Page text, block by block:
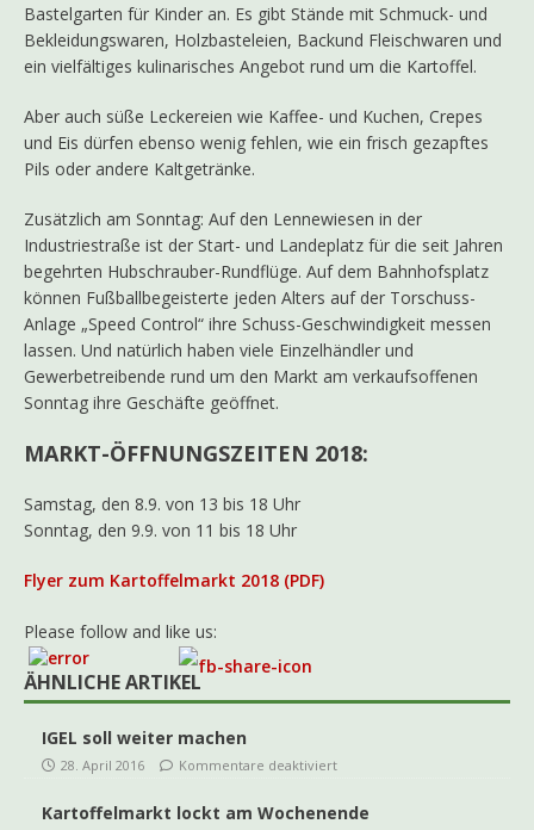
Bastelgarten für Kinder an. Es gibt Stände mit Schmuck- und
Bekleidungswaren, Holzbasteleien, Backund Fleischwaren und
ein vielfältiges kulinarisches Angebot rund um die Kartoffel.
Aber auch süße Leckereien wie Kaffee- und Kuchen, Crepes
und Eis dürfen ebenso wenig fehlen, wie ein frisch gezapftes
Pils oder andere Kaltgetränke.
Zusätzlich am Sonntag: Auf den Lennewiesen in der
Industriestraße ist der Start- und Landeplatz für die seit Jahren
begehrten Hubschrauber-Rundflüge. Auf dem Bahnhofsplatz
können Fußballbegeisterte jeden Alters auf der Torschuss-
Anlage „Speed Control“ ihre Schuss-Geschwindigkeit messen
lassen. Und natürlich haben viele Einzelhändler und
Gewerbetreibende rund um den Markt am verkaufsoffenen
Sonntag ihre Geschäfte geöffnet.
MARKT-ÖFFNUNGSZEITEN 2018:
Samstag, den 8.9. von 13 bis 18 Uhr
Sonntag, den 9.9. von 11 bis 18 Uhr
Flyer zum Kartoffelmarkt 2018 (PDF)
Please follow and like us:
ÄHNLICHE ARTIKEL
IGEL soll weiter machen
28. April 2016 Kommentare deaktiviert
Kartoffelmarkt lockt am Wochenende